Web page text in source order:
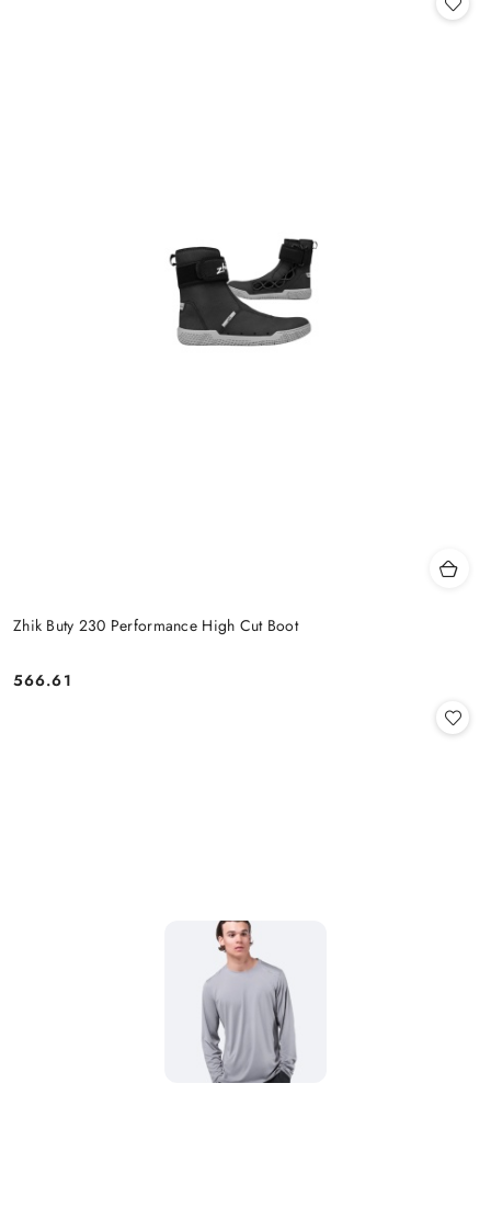
Zhik Buty 230 Performance High Cut Boot
Cena:
566.61